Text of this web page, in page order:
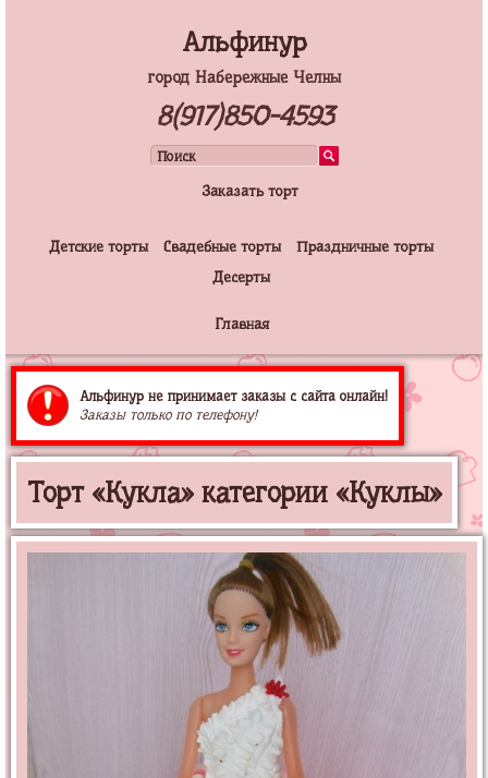
Альфинур
город Набережные Челны
8(917)850-4593
Заказать торт
Детские торты Свадебные торты
Праздничные торты
Десерты
Главная
Альфинур не принимает заказы с сайта онлайн!
Заказы только по телефону!
Торт «Кукла» категории «Куклы»